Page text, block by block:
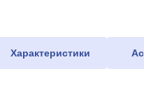
Характеристики